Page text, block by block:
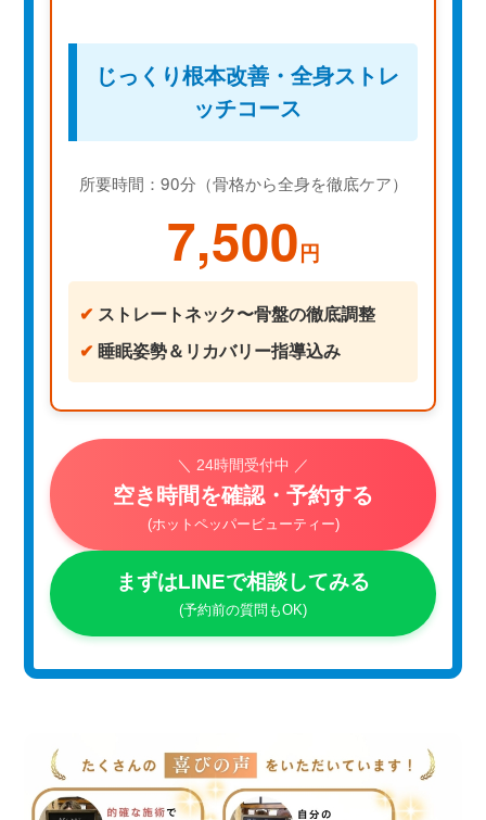
じっくり根本改善・全身ストレ
ッチコース
所要時間：90分（骨格から全身を徹底ケア）
7,500円
✔ ストレートネック〜骨盤の徹底調整
✔ 睡眠姿勢＆リカバリー指導込み
＼ 24時間受付中 ／
空き時間を確認・予約する
(ホットペッパービューティー)
まずはLINEで相談してみる
(予約前の質問もOK)